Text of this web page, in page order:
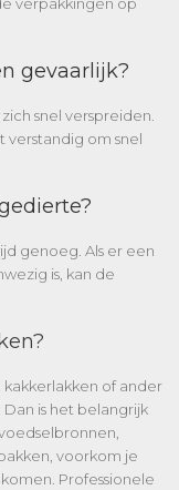
verpakkingen op
gevaarlijk?
snel verspreiden.
verstandig om snel
genoeg. Als er een
is, kan de
kakkerlakken of ander
is het belangrijk
voorkom je
Professionele